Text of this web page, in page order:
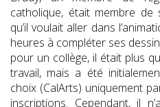
catholique, était membre
qu’il voulait aller dans
heures à compléter ses
pour un collège, il était plus
travail, mais a été
choix (CalArts) uniquement
inscriptions. Cependant, il